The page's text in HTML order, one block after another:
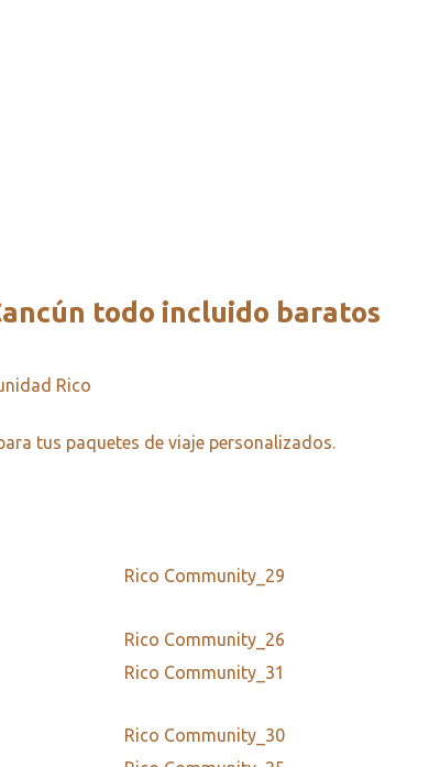
todo incluido baratos
Rico
tus paquetes de viaje personalizados.